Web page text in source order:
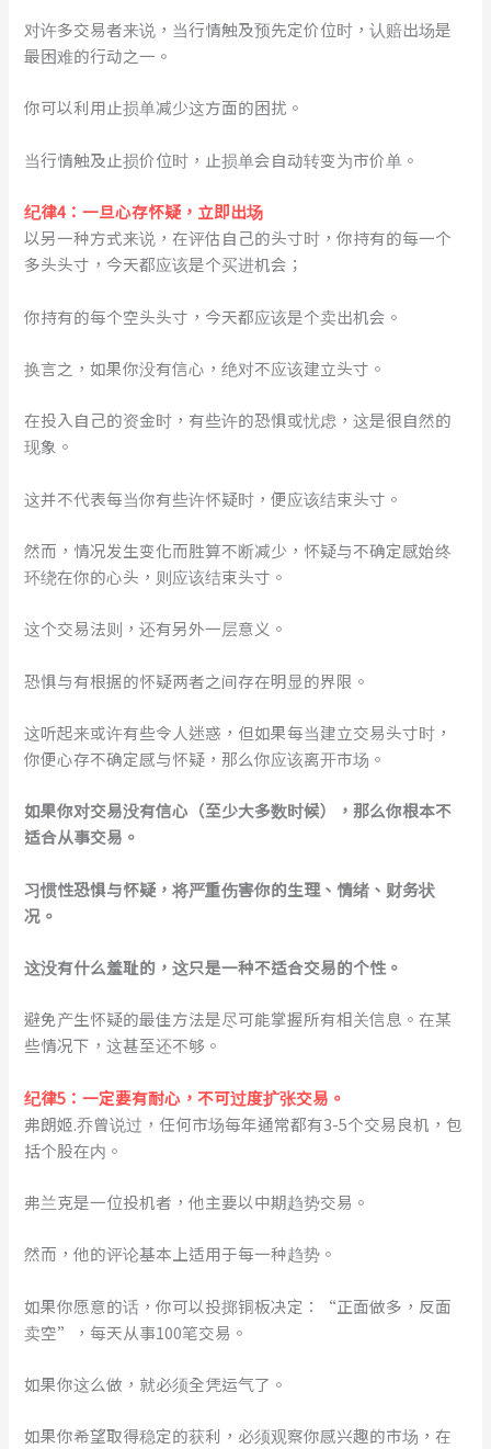
对许多交易者来说，当行情触及预先定价位时，认赔出场是
最困难的行动之一。
你可以利用止损单减少这方面的困扰。
当行情触及止损价位时，止损单会自动转变为市价单。
纪律4：一旦心存怀疑，立即出场
以另一种方式来说，在评估自己的头寸时，你持有的每一个
多头头寸，今天都应该是个买进机会；
你持有的每个空头头寸，今天都应该是个卖出机会。
换言之，如果你没有信心，绝对不应该建立头寸。
在投入自己的资金时，有些许的恐惧或忧虑，这是很自然的
现象。
这并不代表每当你有些许怀疑时，便应该结束头寸。
然而，情况发生变化而胜算不断减少，怀疑与不确定感始终
环绕在你的心头，则应该结束头寸。
这个交易法则，还有另外一层意义。
恐惧与有根据的怀疑两者之间存在明显的界限。
这听起来或许有些令人迷惑，但如果每当建立交易头寸时，
你便心存不确定感与怀疑，那么你应该离开市场。
如果你对交易没有信心（至少大多数时候），那么你根本不
适合从事交易。
习惯性恐惧与怀疑，将严重伤害你的生理、情绪、财务状
况。
这没有什么羞耻的，这只是一种不适合交易的个性。
避免产生怀疑的最佳方法是尽可能掌握所有相关信息。在某
些情况下，这甚至还不够。
纪律5：一定要有耐心，不可过度扩张交易。
弗朗姬.乔曾说过，任何市场每年通常都有3-5个交易良机，包
括个股在内。
弗兰克是一位投机者，他主要以中期趋势交易。
然而，他的评论基本上适用于每一种趋势。
如果你愿意的话，你可以投掷铜板决定：“正面做多，反面
卖空”，每天从事100笔交易。
如果你这么做，就必须全凭运气了。
如果你希望取得稳定的获利，必须观察你感兴趣的市场，在